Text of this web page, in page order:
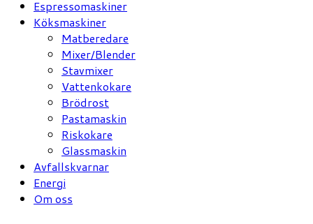
Espressomaskiner
Köksmaskiner
Matberedare
Mixer/Blender
Stavmixer
Vattenkokare
Brödrost
Pastamaskin
Riskokare
Glassmaskin
Avfallskvarnar
Energi
Om oss